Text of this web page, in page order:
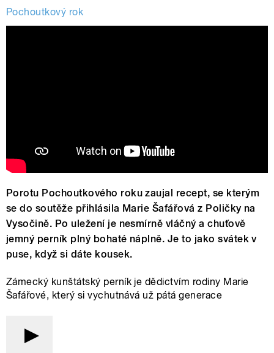
Pochoutkový rok
Porotu Pochoutkového roku zaujal recept, se kterým
se do soutěže přihlásila Marie Šafářová z Poličky na
Vysočině. Po uležení je nesmírně vláčný a chuťově
jemný perník plný bohaté náplně. Je to jako svátek v
puse, když si dáte kousek.
Zámecký kunštátský perník je dědictvím rodiny Marie
Šafářové, který si vychutnává už pátá generace